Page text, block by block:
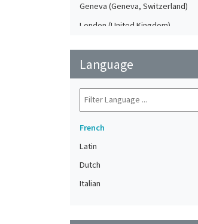
Geneva (Geneva, Switzerland)
London (United Kingdom)
Pin (Haute-Saône, France)
Language
French
Latin
Dutch
Italian